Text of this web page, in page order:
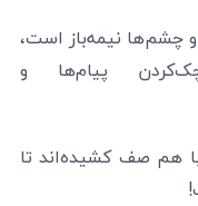
چشم‌ها نیمه‌باز است،
پیام‌ها و
هم صف کشیده‌اند تا